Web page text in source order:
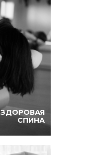
ЗДОРОВАЯ
СПИНА